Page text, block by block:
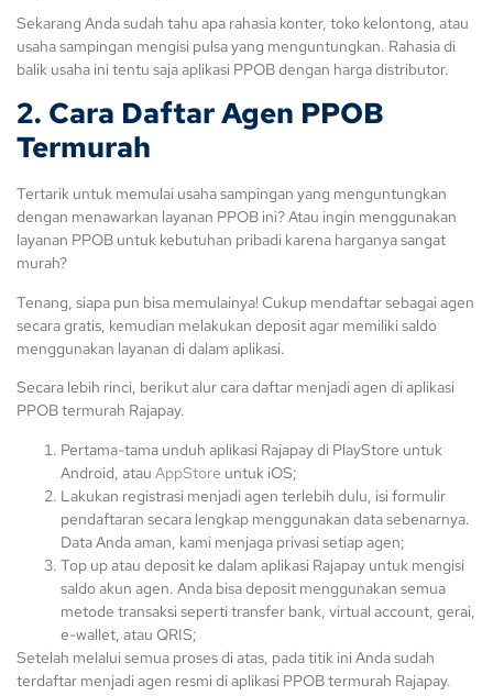
Sekarang Anda sudah tahu apa rahasia konter, toko kelontong, atau
usaha sampingan mengisi pulsa yang menguntungkan. Rahasia di
balik usaha ini tentu saja aplikasi PPOB dengan harga distributor.
2. Cara Daftar Agen PPOB
Termurah
Tertarik untuk memulai usaha sampingan yang menguntungkan
dengan menawarkan layanan PPOB ini? Atau ingin menggunakan
layanan PPOB untuk kebutuhan pribadi karena harganya sangat
murah?
Tenang, siapa pun bisa memulainya! Cukup mendaftar sebagai agen
secara gratis, kemudian melakukan deposit agar memiliki saldo
menggunakan layanan di dalam aplikasi.
Secara lebih rinci, berikut alur cara daftar menjadi agen di aplikasi
PPOB termurah Rajapay.
Pertama-tama unduh aplikasi Rajapay di PlayStore untuk
Android, atau AppStore untuk iOS;
Lakukan registrasi menjadi agen terlebih dulu, isi formulir
pendaftaran secara lengkap menggunakan data sebenarnya.
Data Anda aman, kami menjaga privasi setiap agen;
Top up atau deposit ke dalam aplikasi Rajapay untuk mengisi
saldo akun agen. Anda bisa deposit menggunakan semua
metode transaksi seperti transfer bank, virtual account, gerai,
e-wallet, atau QRIS;
Setelah melalui semua proses di atas, pada titik ini Anda sudah
terdaftar menjadi agen resmi di aplikasi PPOB termurah Rajapay.